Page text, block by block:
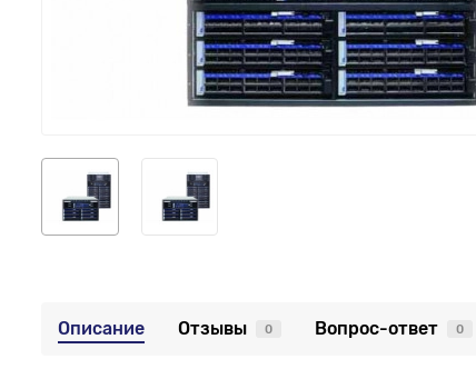
Описание Отзывы 0 Вопрос-ответ 0